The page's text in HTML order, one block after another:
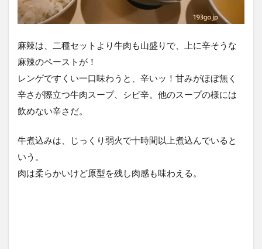
麻辣は、二種セットより牛肉も山盛りで、上に辛そうな
麻辣のペーストが！
レンゲですくい一口味わうと、辛いッ！甘みがほぼ無く
辛さが際立つ牛肉スープ、シビ辛。他のスープの様には
飲めない辛さだ。
牛煮込みは、じっくり弱火で十時間以上煮込んでいると
いう。
肉は柔らかいけど原型を残し肉感も味わえる。